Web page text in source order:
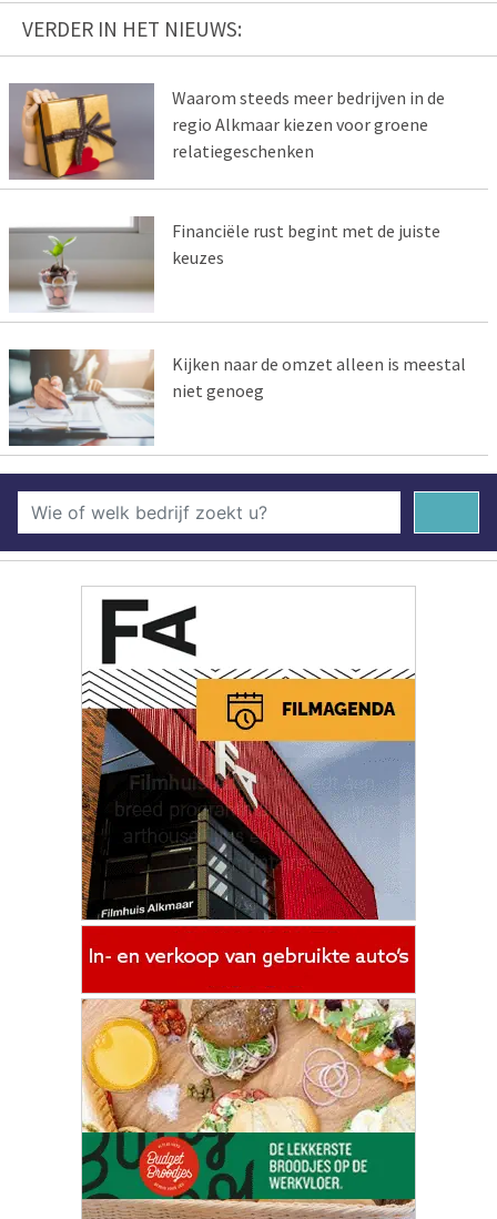
VERDER IN HET NIEUWS:
Waarom steeds meer bedrijven in de
regio Alkmaar kiezen voor groene
relatiegeschenken
Financiële rust begint met de juiste
keuzes
Kijken naar de omzet alleen is meestal
niet genoeg